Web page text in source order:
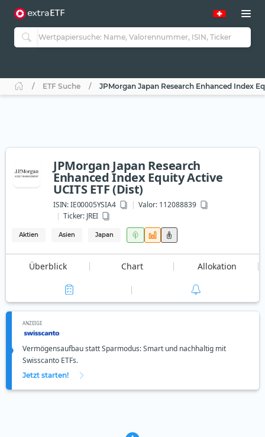
ETF Suche JPMorgan Japan Research Enhanced Index
JPMorgan Japan Research
Enhanced Index Equity Active
UCITS ETF (Dist)
ISIN:IE00005YSIA4
Valor: 112088839
Ticker: JREI
Aktien Asien Japan
Überblick Chart Allokation
ANZEIGE
Vermögensaufbau statt Sparmodus: Smart und nachhaltig mit
Swisscanto ETFs.
Jetzt starten!